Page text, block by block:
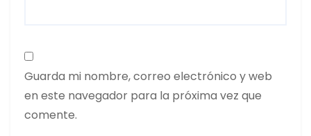
Guarda mi nombre, correo electrónico y web
en este navegador para la próxima vez que
comente.